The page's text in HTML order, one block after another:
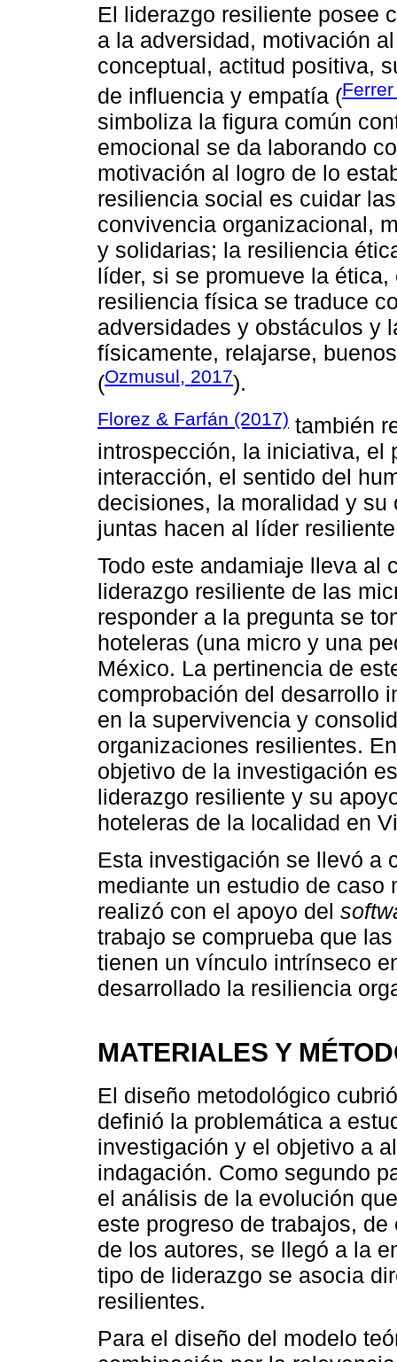
El liderazgo resiliente posee
a la adversidad, motivación
conceptual, actitud positiva,
de influencia y empatía (
simboliza la figura común
emocional se da laborando
motivación al logro de lo
resiliencia social es cuidar
convivencia organizacional,
y solidarias; la resiliencia
líder, si se promueve la
resiliencia física se traduce
adversidades y obstáculos y
físicamente, relajarse,
(Ozmusul, 2017).
Florez & Farfán (2017) también
introspección, la iniciativa, el
interacción, el sentido del
decisiones, la moralidad y
juntas hacen al líder
Todo este andamiaje lleva al
liderazgo resiliente de las
responder a la pregunta se
hoteleras (una micro y una
México. La pertinencia de
comprobación del desarrollo
en la supervivencia y
organizaciones resilientes.
objetivo de la investigación
liderazgo resiliente y su
hoteleras de la localidad en
Esta investigación se llevó a
mediante un estudio de
realizó con el apoyo del
trabajo se comprueba que
tienen un vínculo intrínseco
desarrollado la resiliencia
MATERIALES Y
El diseño metodológico
definió la problemática a
investigación y el objetivo a
indagación. Como segundo
el análisis de la evolución
este progreso de trabajos,
de los autores, se llegó a la
tipo de liderazgo se asocia
resilientes.
Para el diseño del modelo